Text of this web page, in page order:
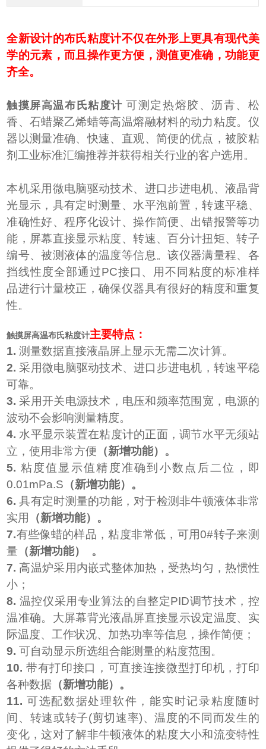
全新设计的布氏粘度计不仅在外形上更具有现代美
学的元素，而且操作更方便，测值更准确，功能更
齐全。
触摸屏高温布氏粘度计 可测定热熔胶、沥青、松
香、石蜡聚乙烯蜡等高温熔融材料的动力粘度。仪
器以测量准确、快速、直观、简便的优点，被胶粘
剂工业标准汇编推荐并获得相关行业的客户选用。
本机采用微电脑驱动技术、进口步进电机、液晶背
光显示，具有定时测量、水平泡前置，转速平稳、
准确性好、程序化设计、操作简便、出错报警等功
能，屏幕直接显示粘度、转速、百分计扭矩、转子
编号、被测液体的温度等信息。该仪器满量程、各
挡线性度全部通过PC接口、用不同粘度的标准样
品进行计量校正，确保仪器具有很好的精度和重复
性。
触摸屏高温布氏粘度计主要特点：
1.测量数据直接液晶屏上显示无需二次计算。
2. 采用微电脑驱动技术、进口步进电机，转速平稳
可靠。
3. 采用开关电源技术，电压和频率范围宽，电源的
波动不会影响测量精度。
4.水平显示装置在粘度计的正面，调节水平无须站
立，使用非常方便 （新增功能） 。
5. 粘度值显示值精度准确到小数点后二位，即
0.01mPa.S （新增功能） 。
6.具有定时测量的功能，对于检测非牛顿液体非常
实用
（新增功能） 。
7.有些像蜡的样品，粘度非常低，可用0#转子来测
量 （新增功能）
。
7. 高温炉采用内嵌式整体加热，受热均匀，热惯性
小；
8. 温控仪采用专业算法的自整定PID调节技术，控
温准确。大屏幕背光液晶屏直接显示设定温度、实
际温度、工作状况、加热功率等信息，操作简便；
9.可自动显示所选组合能测量的粘度范围。
10. 带有打印接口，可直接连接微型打印机，打印
各种数据 （新增功能） 。
11. 可选配数据处理软件，能实时记录粘度随时
间、转速或转子(剪切速率)、温度的不同而发生的
变化，这对了解非牛顿液体的粘度大小和流变特性